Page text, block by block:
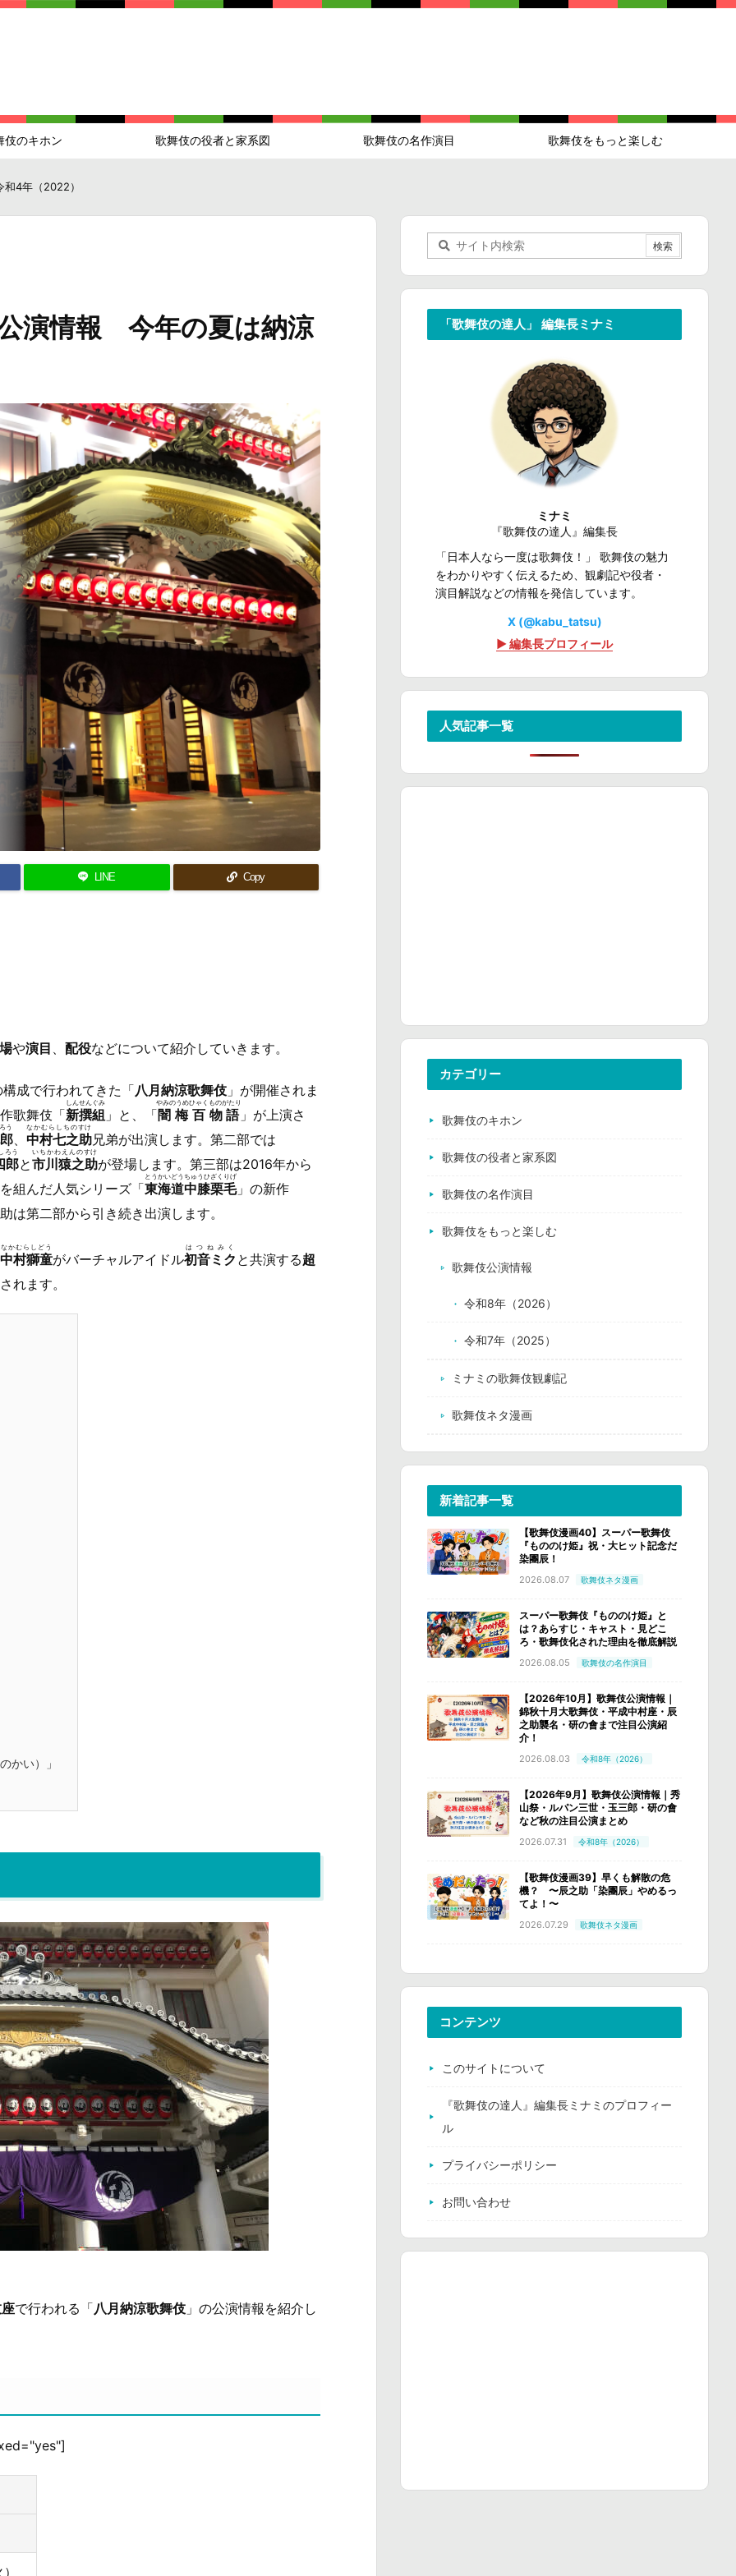
伎のキホン 歌舞伎の役者と家系図 歌舞伎の名作演目 歌舞伎をもっと楽しむ
和4年（2022）
演情報 今年の夏は納涼
LINE Copy
や演目 、 配役などについて紹介していきます。
成で行われてきた「八月納涼歌舞伎 」が開催されま
歌舞伎「新撰組
しんせんぐみ
」と、「闇梅百物語
やみのうめひゃくものがたり
」が上演さ
う
、 中村七之助
なかむらしちのすけ
兄弟が出演します。第二部では
郎
ろう
と市川猿之助
いちかわえんのすけ
が登場します。第三部は2016年から
組んだ人気シリーズ「東海道中膝栗毛
とうかいどうちゅうひざくりげ
」の新作
は第二部から引き続き出演します。
中村獅童
なかむらしどう
がバーチャルアイドル初音ミク
はつねみく
と共演する超
れます。
かい）」
で行われる「八月納涼歌舞伎 」の公演情報を紹介し
「歌舞伎の達人」 編集長ミナミ
ミナミ
『歌舞伎の達人』編集長
「日本人なら一度は歌舞伎！」 歌舞伎の魅力
をわかりやすく伝えるため、観劇記や役者・
演目解説などの情報を発信しています。
X (@kabu_tatsu)
▶ 編集長プロフィール
人気記事一覧
カテゴリー
歌舞伎のキホン
歌舞伎の役者と家系図
歌舞伎の名作演目
歌舞伎をもっと楽しむ
歌舞伎公演情報
令和8年（2026）
令和7年（2025）
ミナミの歌舞伎観劇記
歌舞伎ネタ漫画
新着記事一覧
【歌舞伎漫画40】スーパー歌舞伎
『もののけ姫』祝・大ヒット記念だ
染團辰！
2026.08.07 歌舞伎ネタ漫画
スーパー歌舞伎『もののけ姫』と
は？あらすじ・キャスト・見どこ
ろ・歌舞伎化された理由を徹底解説
2026.08.05 歌舞伎の名作演目
【2026年10月】歌舞伎公演情報｜
錦秋十月大歌舞伎・平成中村座・辰
之助襲名・研の會まで注目公演紹
介！
2026.08.03 令和8年（2026）
【2026年9月】歌舞伎公演情報｜秀
山祭・ルパン三世・玉三郎・研の會
など秋の注目公演まとめ
2026.07.31 令和8年（2026）
【歌舞伎漫画39】早くも解散の危
機？ 〜辰之助「染團辰」やめるっ
てよ！〜
2026.07.29 歌舞伎ネタ漫画
コンテンツ
このサイトについて
『歌舞伎の達人』編集長ミナミのプロフィー
ル
プライバシーポリシー
お問い合わせ